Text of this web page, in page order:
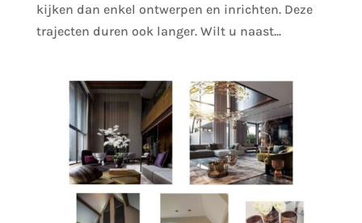
kijken dan enkel ontwerpen en inrichten. Deze
trajecten duren ook langer. Wilt u naast...